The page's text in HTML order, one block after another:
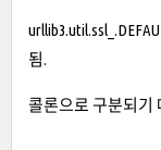
됨.
콜론으로 구분되기